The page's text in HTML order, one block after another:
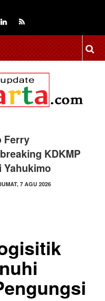
Ferry
KDKMP
Yahukimo
7 AGU 2026